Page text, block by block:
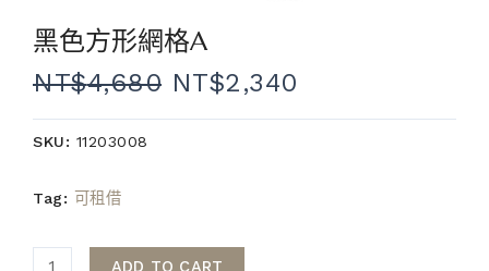
黑色方形網格A
NT$4,680 NT$2,340
SKU: 11203008
Tag: 可租借
ADD TO CART